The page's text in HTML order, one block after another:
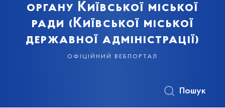
органу Київської міської
ради (Київської міської
державної адміністрації)
офіційний вебпортал
Пошук